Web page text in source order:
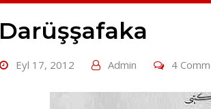
Darüşşafaka
Eyl 17, 2012 Admin 4